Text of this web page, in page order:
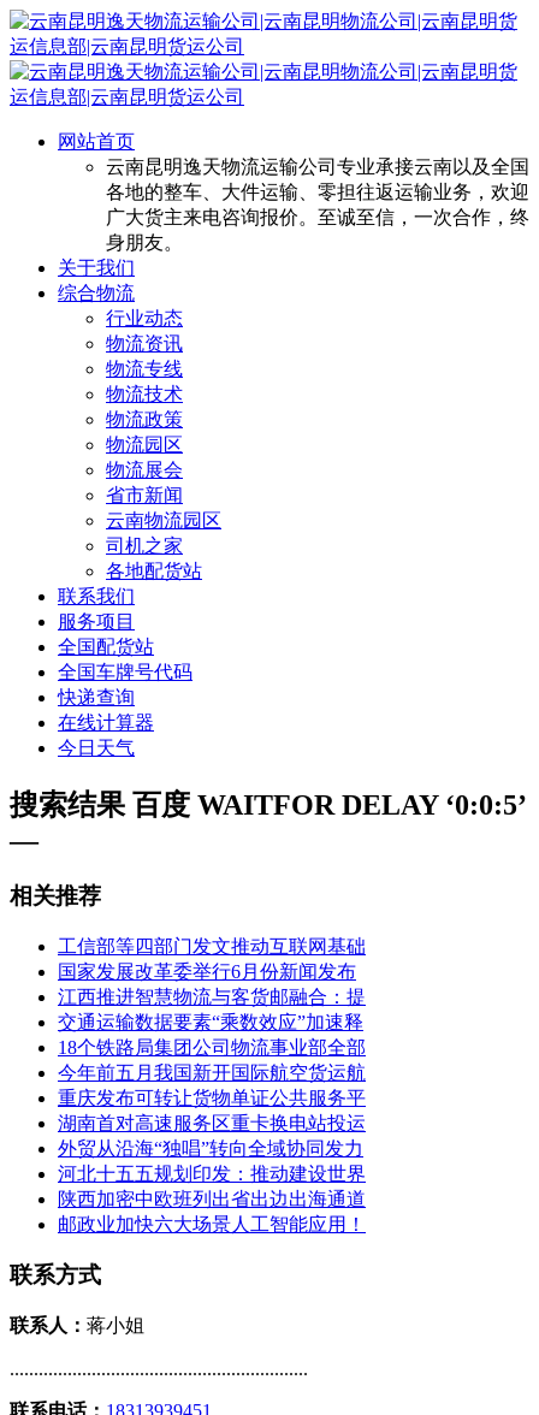
网站首页
云南昆明逸天物流运输公司专业承接云南以及全国
各地的整车、大件运输、零担往返运输业务，欢迎
广大货主来电咨询报价。至诚至信，一次合作，终
身朋友。
关于我们
综合物流
行业动态
物流资讯
物流专线
物流技术
物流政策
物流园区
物流展会
省市新闻
云南物流园区
司机之家
各地配货站
联系我们
服务项目
全国配货站
全国车牌号代码
快递查询
在线计算器
今日天气
搜索结果 百度 WAITFOR DELAY ‘0:0:5’
—
相关推荐
工信部等四部门发文推动互联网基础
国家发展改革委举行6月份新闻发布
江西推进智慧物流与客货邮融合：提
交通运输数据要素“乘数效应”加速释
18个铁路局集团公司物流事业部全部
今年前五月我国新开国际航空货运航
重庆发布可转让货物单证公共服务平
湖南首对高速服务区重卡换电站投运
外贸从沿海“独唱”转向全域协同发力
河北十五五规划印发：推动建设世界
陕西加密中欧班列出省出边出海通道
邮政业加快六大场景人工智能应用！
联系方式
联系人： 蒋小姐
..............................................................
联系电话： 18313939451